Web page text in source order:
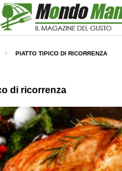
PIATTO TIPICO DI RICORRENZA
di ricorrenza